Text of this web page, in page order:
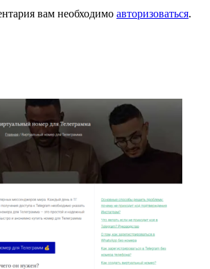
вам необходимо авторизоваться.